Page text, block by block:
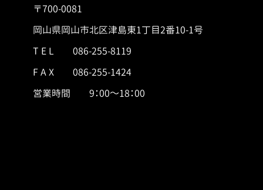
〒700-0081
岡山県岡山市北区津島東1丁目2番10-1号
T E L 086-255-8119
F A X 086-255-1424
営業時間 9：00～18：00